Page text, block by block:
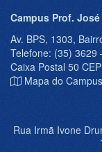
Campus Prof.
Av. BPS, 1303,
Telefone: (35) 3629
Caixa Postal 50
Mapa do Campus
Rua Irmã Ivone